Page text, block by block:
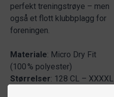
perfekt treningstrøye – men
også et flott klubbplagg for
foreningen.
Materiale: Micro Dry Fit
(100 % polyester)
Størrelser: 128 CL – XXXXL